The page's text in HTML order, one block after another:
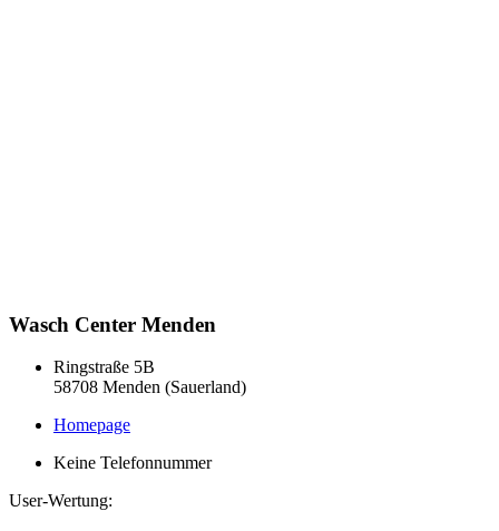
Wasch Center Menden
Ringstraße 5B
58708 Menden (Sauerland)
Homepage
Keine Telefonnummer
User-Wertung: